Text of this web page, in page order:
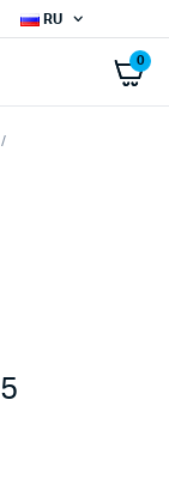
RU
0